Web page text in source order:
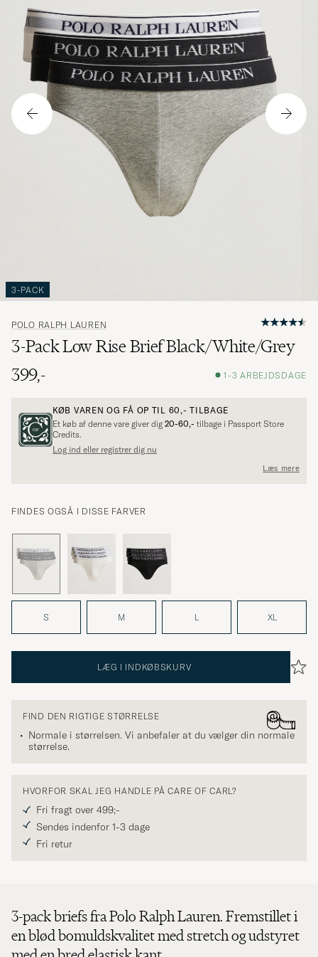
3-PACK
POLO RALPH LAUREN
3-Pack Low Rise Brief Black/White/Grey
399,-
1-3 ARBEJDSDAGE
KØB VAREN OG FÅ OP TIL 60,- TILBAGE
Et køb af denne vare giver dig 20-60,- tilbage i Passport Store
Credits.
Log ind eller registrer dig nu
Læs mere
FINDES OGSÅ I DISSE FARVER
S M L XL
LÆG I INDKØBSKURV
FIND DEN RIGTIGE STØRRELSE
Normale i størrelsen. Vi anbefaler at du vælger din normale
størrelse.
HVORFOR SKAL JEG HANDLE PÅ CARE OF CARL?
Fri fragt over 499;-
Sendes indenfor 1-3 dage
Fri retur
3-pack briefs fra Polo Ralph Lauren. Fremstillet i
en blød bomuldskvalitet med stretch og udstyret